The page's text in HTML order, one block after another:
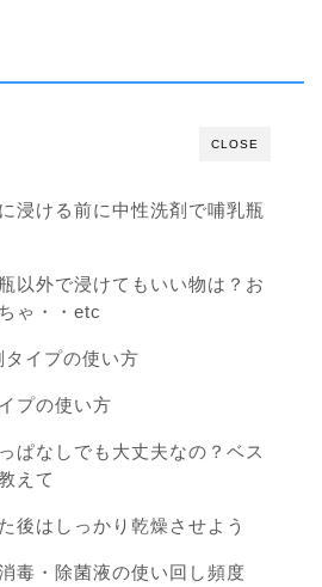
CLOSE
浸ける前に中性洗剤で哺乳瓶
以外で浸けてもいい物は？お
ゃ・・etc
タイプの使い方
プの使い方
ぱなしでも大丈夫なの？ベス
えて
後はしっかり乾燥させよう
毒・除菌液の使い回し頻度